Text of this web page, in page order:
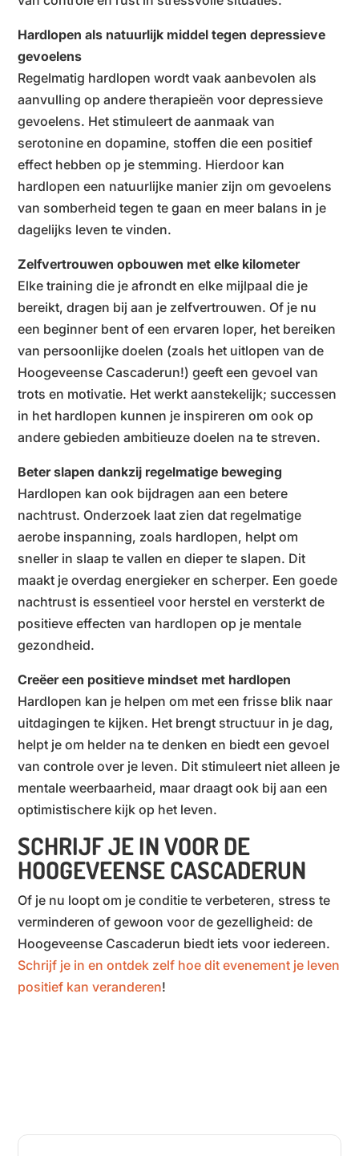
Hardlopen als natuurlijk middel tegen depressieve
gevoelens
Regelmatig hardlopen wordt vaak aanbevolen als
aanvulling op andere therapieën voor depressieve
gevoelens. Het stimuleert de aanmaak van
serotonine en dopamine, stoffen die een positief
effect hebben op je stemming. Hierdoor kan
hardlopen een natuurlijke manier zijn om gevoelens
van somberheid tegen te gaan en meer balans in je
dagelijks leven te vinden.
Zelfvertrouwen opbouwen met elke kilometer
Elke training die je afrondt en elke mijlpaal die je
bereikt, dragen bij aan je zelfvertrouwen. Of je nu
een beginner bent of een ervaren loper, het bereiken
van persoonlijke doelen (zoals het uitlopen van de
Hoogeveense Cascaderun!) geeft een gevoel van
trots en motivatie. Het werkt aanstekelijk; successen
in het hardlopen kunnen je inspireren om ook op
andere gebieden ambitieuze doelen na te streven.
Beter slapen dankzij regelmatige beweging
Hardlopen kan ook bijdragen aan een betere
nachtrust. Onderzoek laat zien dat regelmatige
aerobe inspanning, zoals hardlopen, helpt om
sneller in slaap te vallen en dieper te slapen. Dit
maakt je overdag energieker en scherper. Een goede
nachtrust is essentieel voor herstel en versterkt de
positieve effecten van hardlopen op je mentale
gezondheid.
Creëer een positieve mindset met hardlopen
Hardlopen kan je helpen om met een frisse blik naar
uitdagingen te kijken. Het brengt structuur in je dag,
helpt je om helder na te denken en biedt een gevoel
van controle over je leven. Dit stimuleert niet alleen je
mentale weerbaarheid, maar draagt ook bij aan een
optimistischere kijk op het leven.
SCHRIJF JE IN VOOR DE
HOOGEVEENSE CASCADERUN
Of je nu loopt om je conditie te verbeteren, stress te
verminderen of gewoon voor de gezelligheid: de
Hoogeveense Cascaderun biedt iets voor iedereen.
Schrijf je in en ontdek zelf hoe dit evenement je leven
positief kan veranderen!